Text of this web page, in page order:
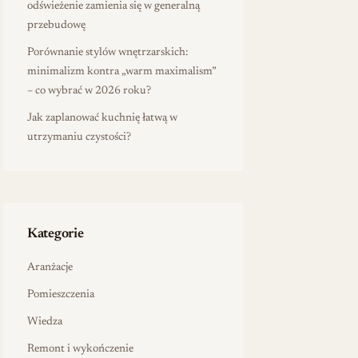
odświeżenie zamienia się w generalną
przebudowę
Porównanie stylów wnętrzarskich:
minimalizm kontra „warm maximalism”
– co wybrać w 2026 roku?
Jak zaplanować kuchnię łatwą w
utrzymaniu czystości?
Kategorie
Aranżacje
Pomieszczenia
Wiedza
Remont i wykończenie